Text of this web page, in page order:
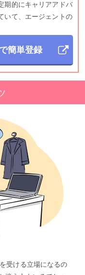
期的にキャリアアドバ
いて、エージェントの
で簡単登録
受ける立場になるの